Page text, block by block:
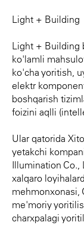
Light + Building
Light + Building
ko'lamli
ko'cha yoritish,
elektr
boshqarish
foizini aqlli
Ular qatorida
yetakchi
Illumination Co.,
xalqaro
mehmonxonasi,
me'moriy
charxpalagi